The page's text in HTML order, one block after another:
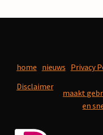
home nieuws Privacy
Disclaimer
maakt
en